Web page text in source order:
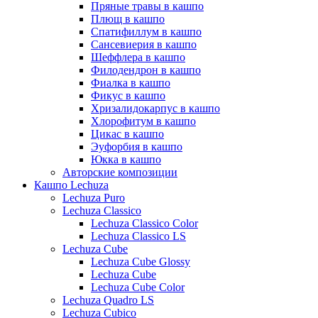
Пряные травы в кашпо
Плющ в кашпо
Спатифиллум в кашпо
Сансевиерия в кашпо
Шеффлера в кашпо
Филодендрон в кашпо
Фиалка в кашпо
Фикус в кашпо
Хризалидокарпус в кашпо
Хлорофитум в кашпо
Цикас в кашпо
Эуфорбия в кашпо
Юкка в кашпо
Авторские композиции
Кашпо Lechuza
Lechuza Puro
Lechuza Classico
Lechuza Classico Color
Lechuza Classico LS
Lechuza Cube
Lechuza Cube Glossy
Lechuza Cube
Lechuza Cube Color
Lechuza Quadro LS
Lechuza Cubico